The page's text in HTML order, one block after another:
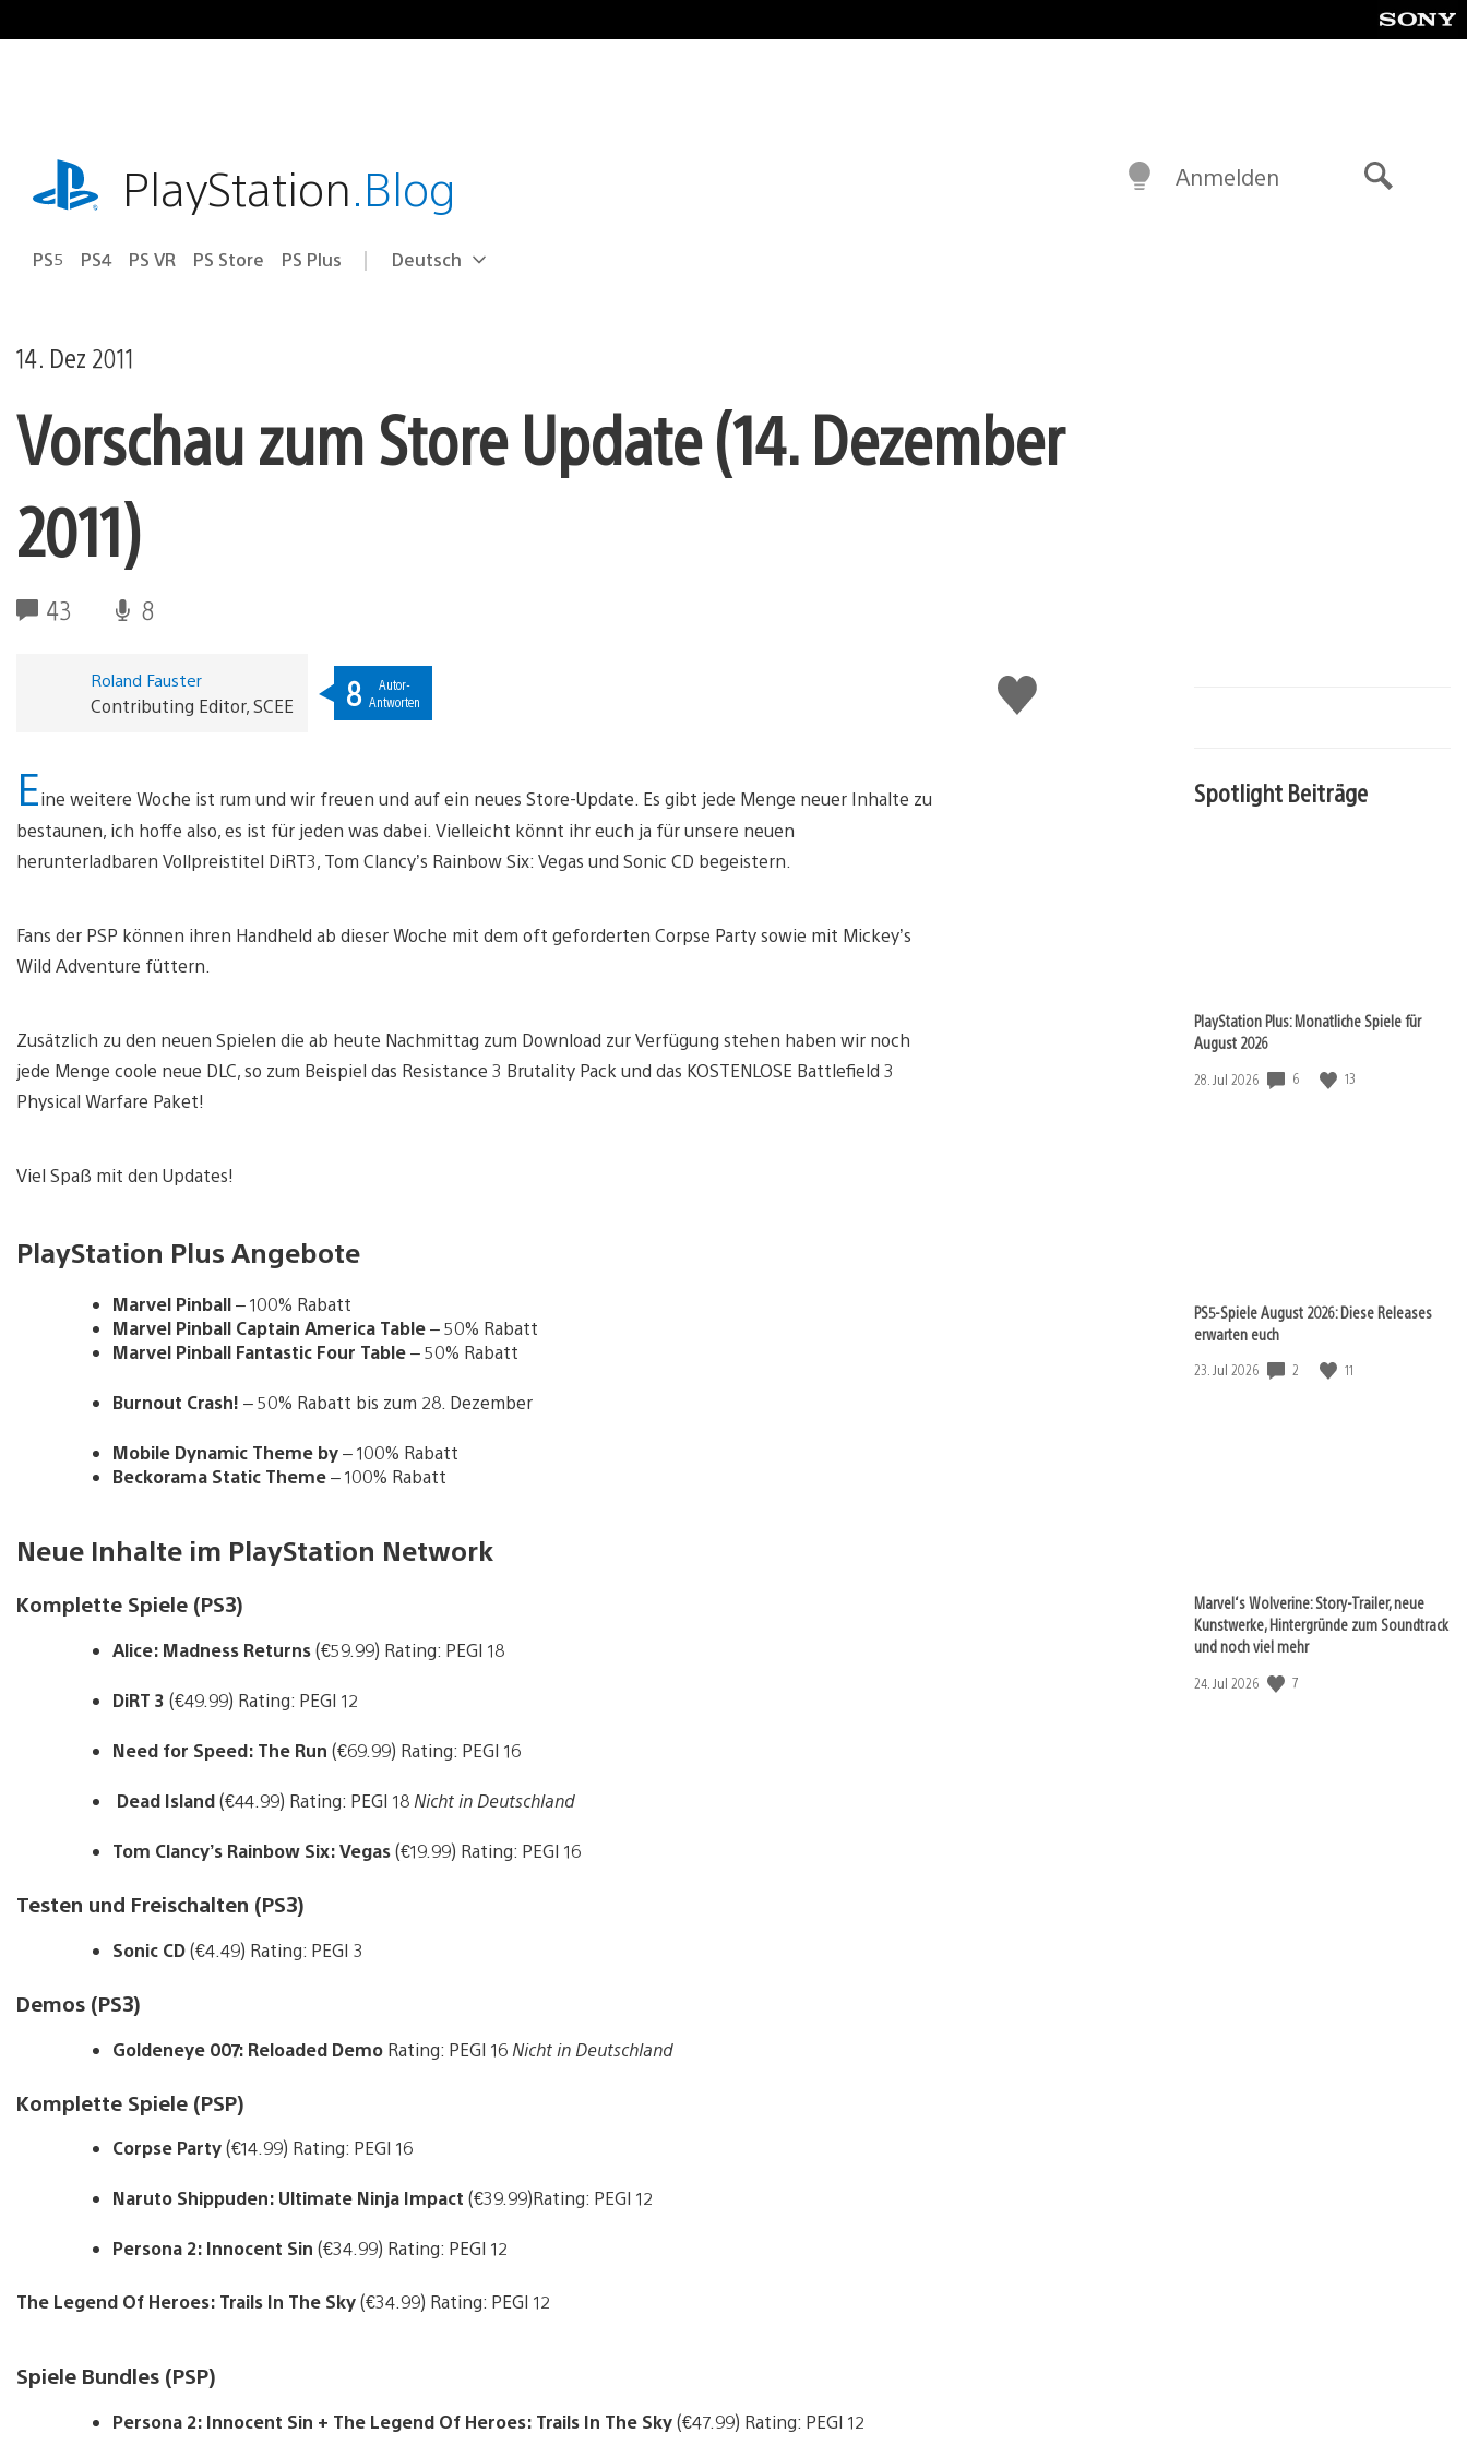
Inhalt
playstation.comPlayStation.Blog
PS5 PS4 PS VR PS Store PS Plus Select
Aktuelle
Deutsch
Anmelden
14. Dez 2011
Vorschau zum Store Update (14. Dezember
2011)
43 8
Gefällt
mir
Roland Fauster
Contributing Editor, SCEE 8
Autor-
Antworten
Eine weitere Woche ist rum und wir freuen und auf ein neues Store-Update. Es gibt jede Menge neuer Inhalte zu
bestaunen, ich hoffe also, es ist für jeden was dabei. Vielleicht könnt ihr euch ja für unsere neuen
herunterladbaren Vollpreistitel DiRT3, Tom Clancy’s Rainbow Six: Vegas und Sonic CD begeistern.
Fans der PSP können ihren Handheld ab dieser Woche mit dem oft geforderten Corpse Party sowie mit Mickey’s
Wild Adventure füttern.
Zusätzlich zu den neuen Spielen die ab heute Nachmittag zum Download zur Verfügung stehen haben wir noch
jede Menge coole neue DLC, so zum Beispiel das Resistance 3 Brutality Pack und das KOSTENLOSE Battlefield 3
Physical Warfare Paket!
Viel Spaß mit den Updates!
PlayStation Plus Angebote
Marvel Pinball– 100% Rabatt
Marvel Pinball Captain America Table– 50% Rabatt
Marvel Pinball Fantastic Four Table– 50% Rabatt
Burnout Crash! – 50% Rabatt bis zum 28. Dezember
Mobile Dynamic Theme by– 100% Rabatt
Beckorama Static Theme– 100% Rabatt
Neue Inhalte im PlayStation Network
Komplette Spiele (PS3)
Alice: Madness Returns(€59.99) Rating: PEGI 18
DiRT 3 (€49.99) Rating: PEGI 12
Need for Speed: The Run (€69.99) Rating: PEGI 16
Dead Island(€44.99) Rating: PEGI 18 Nicht in Deutschland
Tom Clancy’s Rainbow Six: Vegas(€19.99) Rating: PEGI 16
Testen und Freischalten (PS3)
Sonic CD(€4.49) Rating: PEGI 3
Demos (PS3)
Goldeneye 007: Reloaded Demo Rating: PEGI 16 Nicht in Deutschland
Komplette Spiele (PSP)
Corpse Party(€14.99) Rating: PEGI 16
Naruto Shippuden: Ultimate Ninja Impact (€39.99)Rating: PEGI 12
Persona 2: Innocent Sin (€34.99) Rating: PEGI 12
The Legend Of Heroes: Trails In The Sky(€34.99) Rating: PEGI 12
Spiele Bundles (PSP)
Persona 2: Innocent Sin + The Legend Of Heroes: Trails In The Sky(€47.99) Rating: PEGI 12
Spotlight Beiträge
PlayStation Plus: Monatliche Spiele für
August 2026
Veröffentlichungsdatum:
28. Jul 2026 6 13
PS5-Spiele August 2026: Diese Releases
erwarten euch
Veröffentlichungsdatum:
23. Jul 2026 2 11
Marvel‘s Wolverine: Story-Trailer, neue
Kunstwerke, Hintergründe zum Soundtrack
und noch viel mehr
Veröffentlichungsdatum:
24. Jul 2026 7